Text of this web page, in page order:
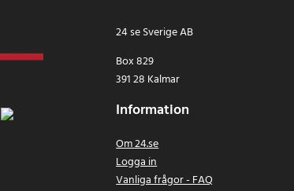
24 se Sverige AB
Box 829
391 28 Kalmar
Information
Om 24.se
Logga in
Vanliga frågor - FAQ